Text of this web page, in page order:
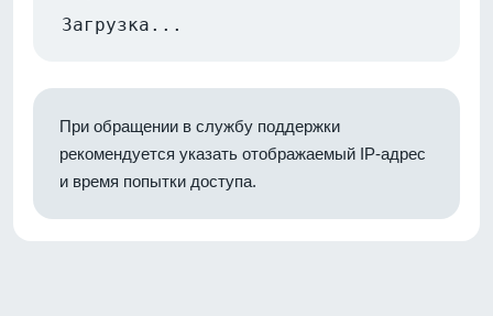
Загрузка...
При обращении в службу поддержки
рекомендуется указать отображаемый IP-адрес
и время попытки доступа.